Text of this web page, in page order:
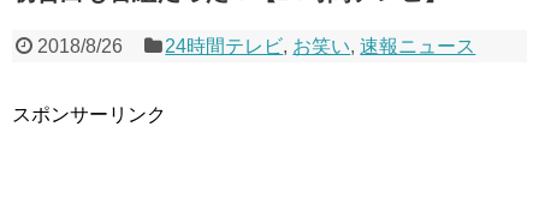
2018/8/26 24時間テレビ, お笑い,速報ニュース
スポンサーリンク